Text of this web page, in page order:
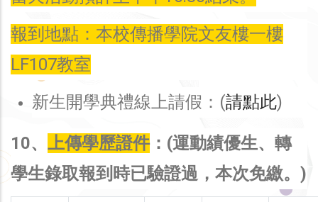
報到地點：本校傳播學院文友樓一樓
LF107教室
新生開學典禮線上請假：(請點此)
10、 上傳學歷證件：(運動績優生、轉
學生錄取報到時已驗證過，本次免繳。)